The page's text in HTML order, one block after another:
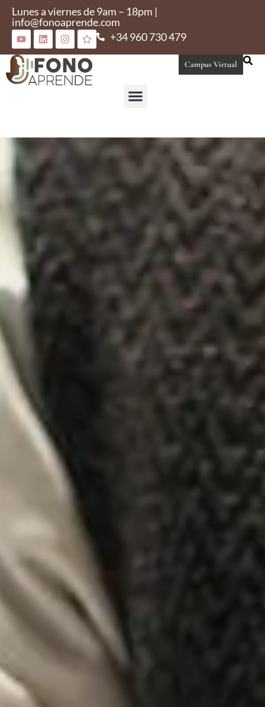
Lunes a viernes de 9am – 18pm |
info@fonoaprende.com
+34 960 730 479
Campus Virtual